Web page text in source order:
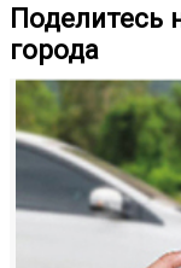
Поделитесь
города